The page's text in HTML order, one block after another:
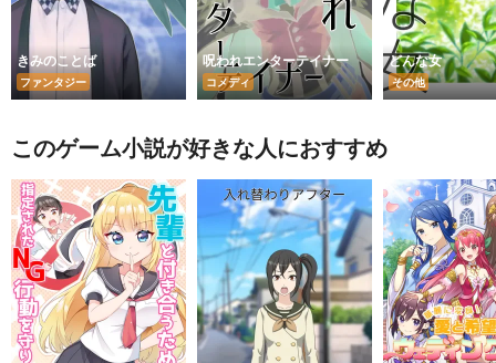
きみのことば
ファンタジー
呪われエンターテイナー
コメディ
どんな女
その他
このゲーム小説が好きな人におすすめ